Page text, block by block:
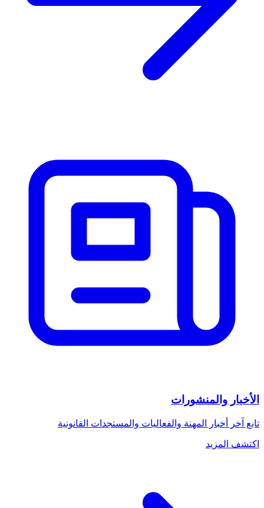
الأخبار والمنشورات
تابع آخر أخبار المهنة والفعاليات والمستجدات القانونية
اكتشف المزيد